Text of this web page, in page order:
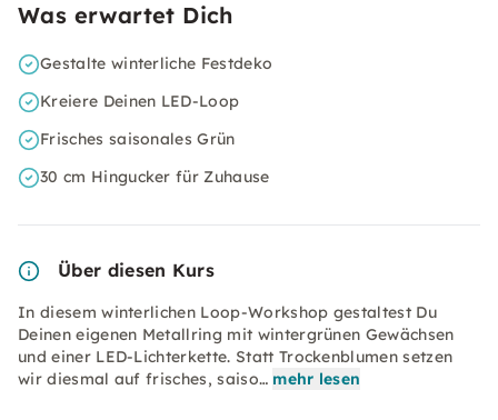
Was erwartet Dich
Gestalte winterliche Festdeko
Kreiere Deinen LED-Loop
Frisches saisonales Grün
30 cm Hingucker für Zuhause
Über diesen Kurs
In diesem winterlichen Loop-Workshop gestaltest Du
Deinen eigenen Metallring mit wintergrünen Gewächsen
und einer LED-Lichterkette. Statt Trockenblumen setzen
wir diesmal auf frisches, saiso… mehr lesen